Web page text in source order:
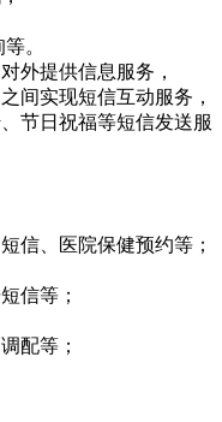
。
外提供信息服务，
间实现短信互动服务，
节日祝福等短信发送服
信、医院保健预约等；
信等；
配等；